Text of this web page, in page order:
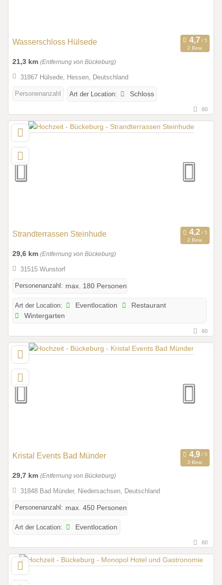
Wasserschloss Hülsede
2 Bew.
21,3 km (Entfernung von Bückeburg)
31867 Hülsede, Hessen, Deutschland
Personenanzahl Art der Location: Schloss
60
Strandterrassen Steinhude
2 Bew.
29,6 km (Entfernung von Bückeburg)
31515 Wunstorf
Personenanzahl: max. 180 Personen
Art der Location: Eventlocation
Restaurant
Wintergarten
60
Kristal Events Bad Münder
3 Bew.
29,7 km (Entfernung von Bückeburg)
31848 Bad Münder, Niedersachsen, Deutschland
Personenanzahl: max. 450 Personen
Art der Location: Eventlocation
60